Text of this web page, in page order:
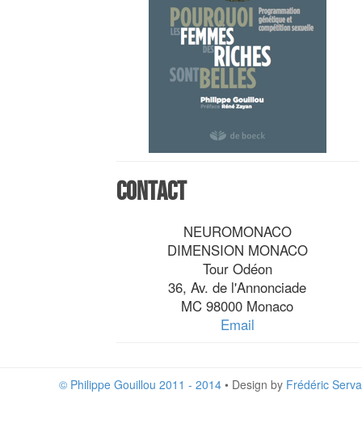
Contact
NEUROMONACO
DIMENSION MONACO
Tour Odéon
36, Av. de l'Annonciade
MC 98000 Monaco
Email
© Philippe Gouillou 2011 - 2014 • Design by Frédéric Serva